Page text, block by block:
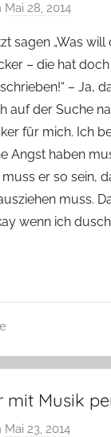
Mai 28, 2014
n
Y
v
o
n
n
e
sagen „Was will
– die hat
– Ja,
auf der Suche
für mich. Ich
Angst haben
er so sein,
muss.
wenn ich
mit Musik
Mai 23, 2014